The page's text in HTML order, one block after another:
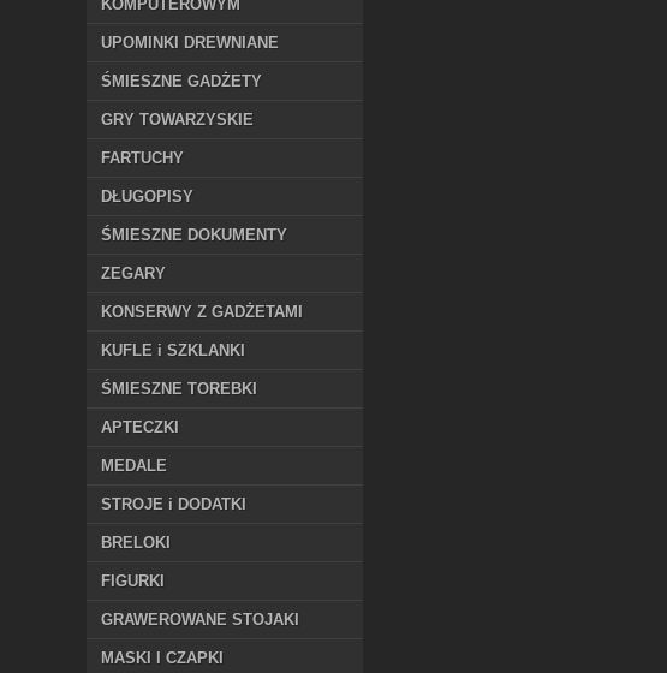
KOMPUTEROWYM
UPOMINKI DREWNIANE
ŚMIESZNE GADŻETY
GRY TOWARZYSKIE
FARTUCHY
DŁUGOPISY
ŚMIESZNE DOKUMENTY
ZEGARY
KONSERWY Z GADŻETAMI
KUFLE i SZKLANKI
ŚMIESZNE TOREBKI
APTECZKI
MEDALE
STROJE i DODATKI
BRELOKI
FIGURKI
GRAWEROWANE STOJAKI
MASKI I CZAPKI